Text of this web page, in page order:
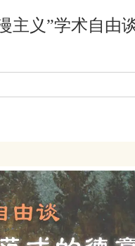
主义”学术自由